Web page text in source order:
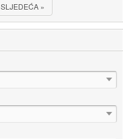
SLJEDEĆA »